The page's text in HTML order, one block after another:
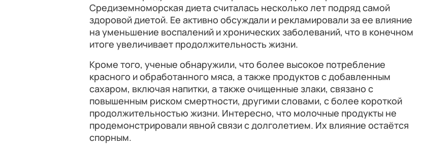
Средиземноморская диета считалась несколько лет подряд самой
здоровой диетой. Ее активно обсуждали и рекламировали за ее влияние
на уменьшение воспалений и хронических заболеваний, что в конечном
итоге увеличивает продолжительность жизни.
Кроме того, ученые обнаружили, что более высокое потребление
красного и обработанного мяса, а также продуктов с добавленным
сахаром, включая напитки, а также очищенные злаки, связано с
повышенным риском смертности, другими словами, с более короткой
продолжительностью жизни. Интересно, что молочные продукты не
продемонстрировали явной связи с долголетием. Их влияние остаётся
спорным.